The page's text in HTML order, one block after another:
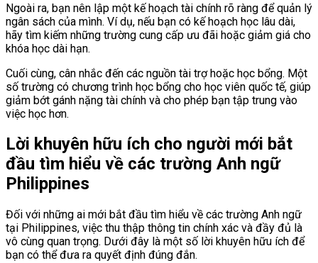
Ngoài ra, bạn nên lập một kế hoạch tài chính rõ ràng để quản lý
ngân sách của mình. Ví dụ, nếu bạn có kế hoạch học lâu dài,
hãy tìm kiếm những trường cung cấp ưu đãi hoặc giảm giá cho
khóa học dài hạn.
Cuối cùng, cân nhắc đến các nguồn tài trợ hoặc học bổng. Một
số trường có chương trình học bổng cho học viên quốc tế, giúp
giảm bớt gánh nặng tài chính và cho phép bạn tập trung vào
việc học hơn.
Lời khuyên hữu ích cho người mới bắt
đầu tìm hiểu về các trường Anh ngữ
Philippines
Đối với những ai mới bắt đầu tìm hiểu về các trường Anh ngữ
tại Philippines, việc thu thập thông tin chính xác và đầy đủ là
vô cùng quan trọng. Dưới đây là một số lời khuyên hữu ích để
bạn có thể đưa ra quyết định đúng đắn.